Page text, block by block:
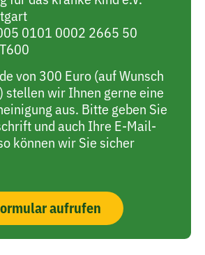
0101 0002 2665 50
von 300 Euro (auf Wunsch
stellen wir Ihnen gerne eine
aus. Bitte geben Sie
und auch Ihre E-Mail-
können wir Sie sicher
aufrufen